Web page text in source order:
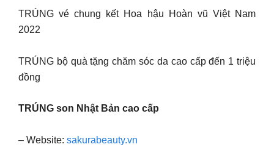
TRÚNG vé chung kết Hoa hậu Hoàn vũ Việt Nam
2022
TRÚNG bộ quà tặng chăm sóc da cao cấp đến 1 triệu
đồng
TRÚNG son Nhật Bản cao cấp
– Website: sakurabeauty.vn